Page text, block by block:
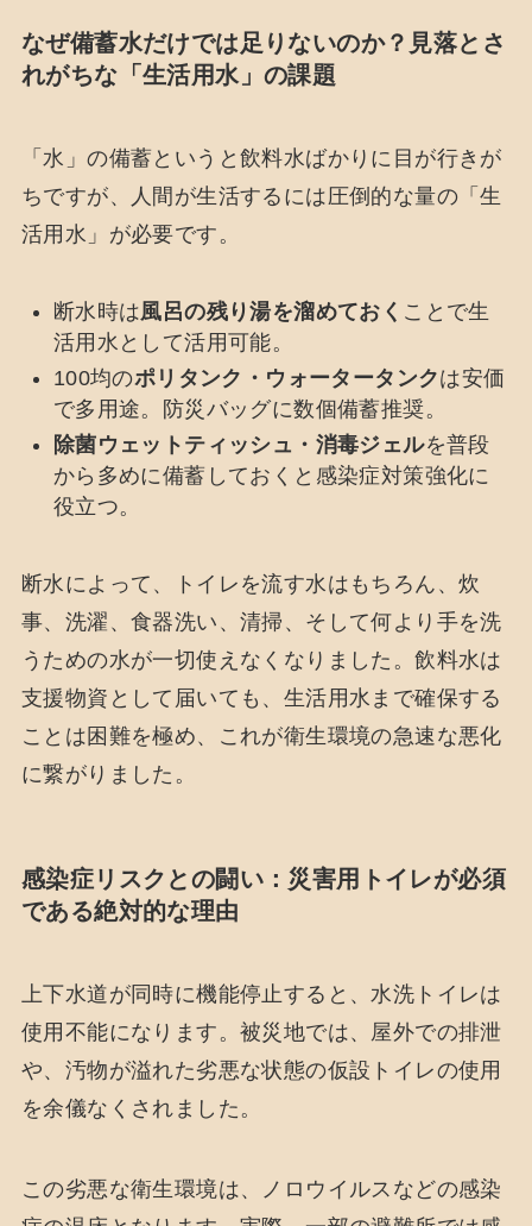
なぜ備蓄水だけでは足りないのか？見落とさ
れがちな「生活用水」の課題
「水」の備蓄というと飲料水ばかりに目が行きが
ちですが、人間が生活するには圧倒的な量の「生
活用水」が必要です。
断水時は風呂の残り湯を溜めておく ことで生
活用水として活用可能。
100均のポリタンク・ウォータータンクは安価
で多用途。防災バッグに数個備蓄推奨。
除菌ウェットティッシュ・消毒ジェルを普段
から多めに備蓄しておくと感染症対策強化に
役立つ。
断水によって、トイレを流す水はもちろん、炊
事、洗濯、食器洗い、清掃、そして何より手を洗
うための水が一切使えなくなりました。飲料水は
支援物資として届いても、生活用水まで確保する
ことは困難を極め、これが衛生環境の急速な悪化
に繋がりました。
感染症リスクとの闘い：災害用トイレが必須
である絶対的な理由
上下水道が同時に機能停止すると、水洗トイレは
使用不能になります。被災地では、屋外での排泄
や、汚物が溢れた劣悪な状態の仮設トイレの使用
を余儀なくされました。
この劣悪な衛生環境は、ノロウイルスなどの感染